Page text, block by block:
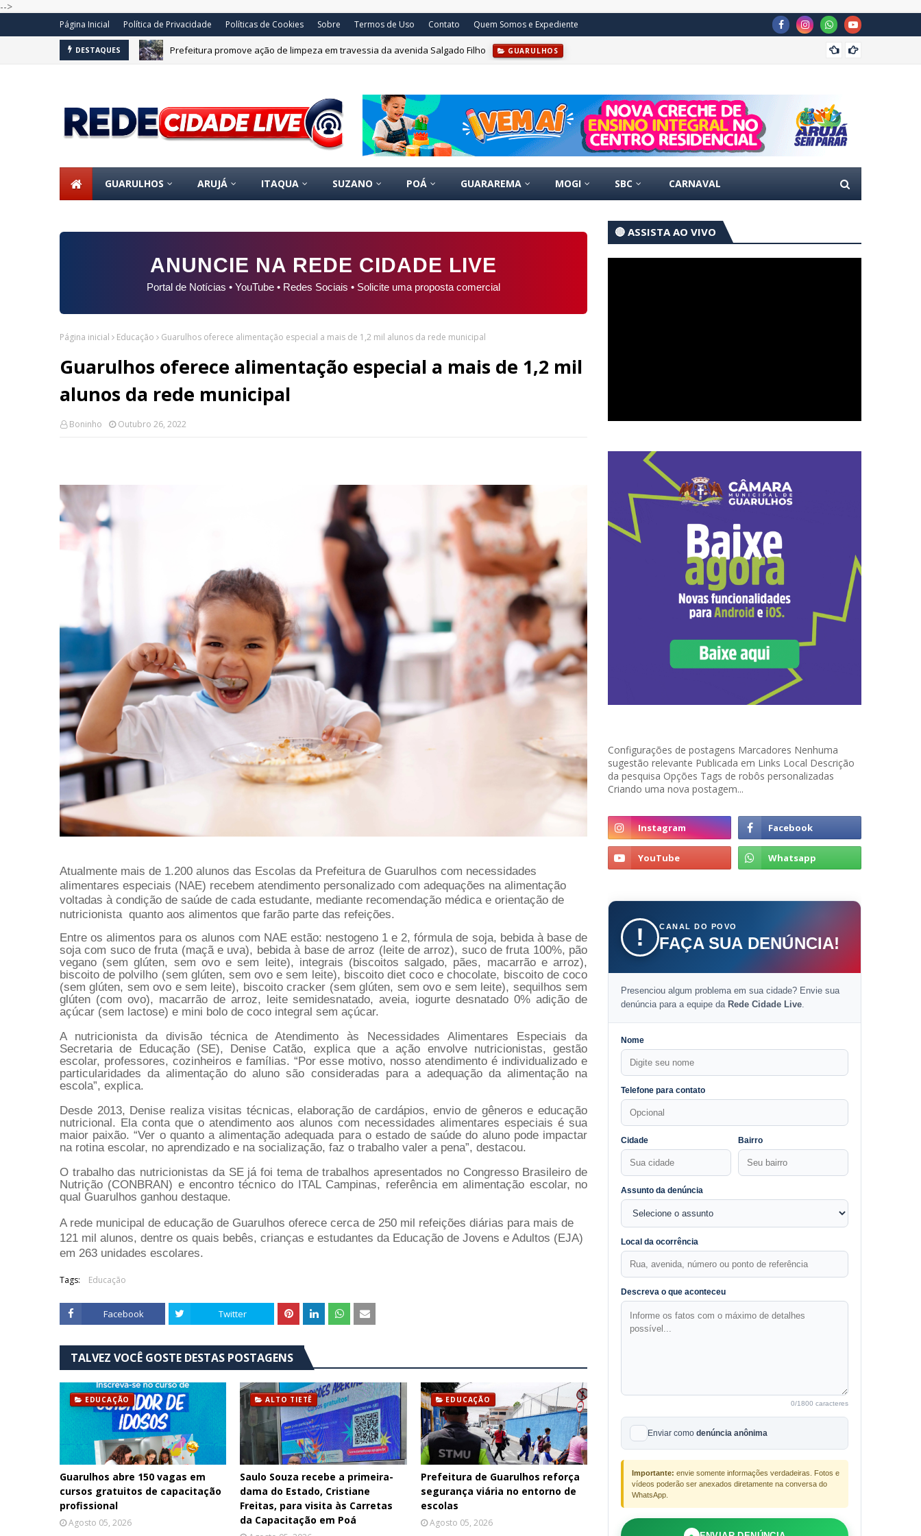
-->
Página Inicial Política de Privacidade Políticas de Cookies Sobre Termos de Uso Contato Quem Somos e Expediente
DESTAQUES Prefeitura promove ação de limpeza em travessia da avenida Salgado Filho GUARULHOS
GUARULHOS ARUJÁ ITAQUA SUZANO POÁ GUARAREMA MOGI SBC CARNAVAL
ANUNCIE NA REDE CIDADE LIVE
Portal de Notícias • YouTube • Redes Sociais • Solicite uma proposta comercial
Página inicial Educação Guarulhos oferece alimentação especial a mais de 1,2 mil alunos da rede municipal
Guarulhos oferece alimentação especial a mais de 1,2 mil
alunos da rede municipal
Boninho Outubro 26, 2022
Atualmente mais de 1.200 alunos das Escolas da Prefeitura de Guarulhos com necessidades
alimentares especiais (NAE) recebem atendimento personalizado com adequações na alimentação
voltadas à condição de saúde de cada estudante, mediante recomendação médica e orientação de
nutricionista quanto aos alimentos que farão parte das refeições.
Entre os alimentos para os alunos com NAE estão: nestogeno 1 e 2, fórmula de soja, bebida à base de
soja com suco de fruta (maçã e uva), bebida à base de arroz (leite de arroz), suco de fruta 100%, pão
vegano (sem glúten, sem ovo e sem leite), integrais (biscoitos salgado, pães, macarrão e arroz),
biscoito de polvilho (sem glúten, sem ovo e sem leite), biscoito diet coco e chocolate, biscoito de coco
(sem glúten, sem ovo e sem leite), biscoito cracker (sem glúten, sem ovo e sem leite), sequilhos sem
glúten (com ovo), macarrão de arroz, leite semidesnatado, aveia, iogurte desnatado 0% adição de
açúcar (sem lactose) e mini bolo de coco integral sem açúcar.
A nutricionista da divisão técnica de Atendimento às Necessidades Alimentares Especiais da
Secretaria de Educação (SE), Denise Catão, explica que a ação envolve nutricionistas, gestão
escolar, professores, cozinheiros e famílias. “Por esse motivo, nosso atendimento é individualizado e
particularidades da alimentação do aluno são consideradas para a adequação da alimentação na
escola”, explica.
Desde 2013, Denise realiza visitas técnicas, elaboração de cardápios, envio de gêneros e educação
nutricional. Ela conta que o atendimento aos alunos com necessidades alimentares especiais é sua
maior paixão. “Ver o quanto a alimentação adequada para o estado de saúde do aluno pode impactar
na rotina escolar, no aprendizado e na socialização, faz o trabalho valer a pena”, destacou.
O trabalho das nutricionistas da SE já foi tema de trabalhos apresentados no Congresso Brasileiro de
Nutrição (CONBRAN) e encontro técnico do ITAL Campinas, referência em alimentação escolar, no
qual Guarulhos ganhou destaque.
A rede municipal de educação de Guarulhos oferece cerca de 250 mil refeições diárias para mais de
121 mil alunos, dentre os quais bebês, crianças e estudantes da Educação de Jovens e Adultos (EJA)
em 263 unidades escolares.
Tags: Educação
Facebook Twitter
TALVEZ VOCÊ GOSTE DESTAS POSTAGENS
EDUCAÇÃO
Guarulhos abre 150 vagas em
cursos gratuitos de capacitação
profissional
Agosto 05, 2026
ALTO TIETÊ
Saulo Souza recebe a primeira-
dama do Estado, Cristiane
Freitas, para visita às Carretas
da Capacitação em Poá
EDUCAÇÃO
Prefeitura de Guarulhos reforça
segurança viária no entorno de
escolas
Agosto 05, 2026
🔴 ASSISTA AO VIVO
Configurações de postagens Marcadores Nenhuma
sugestão relevante Publicada em Links Local Descrição
da pesquisa Opções Tags de robôs personalizadas
Criando uma nova postagem...
! CANAL DO POVO
FAÇA SUA DENÚNCIA!
Presenciou algum problema em sua cidade? Envie sua
denúncia para a equipe da Rede Cidade Live.
Nome
Telefone para contato
Cidade Bairro
Assunto da denúncia
Local da ocorrência
Descreva o que aconteceu
0/1800 caracteres
Enviar como denúncia anônima
Importante: envie somente informações verdadeiras. Fotos e
vídeos poderão ser anexados diretamente na conversa do
WhatsApp.